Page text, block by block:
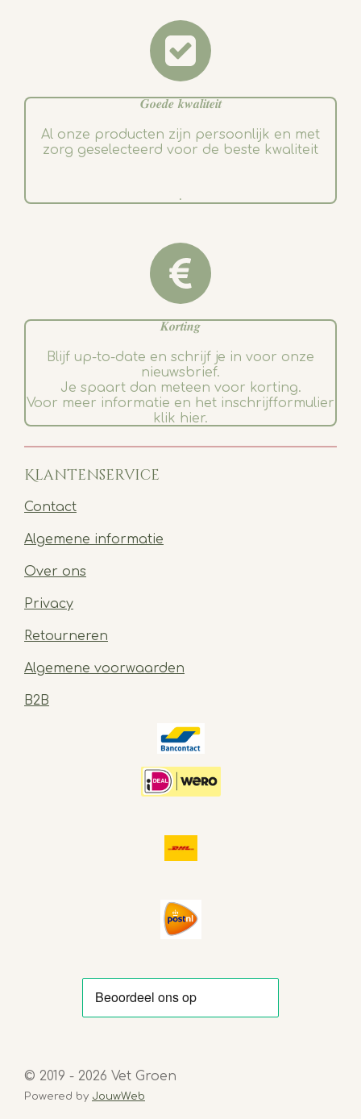
𝑮𝒐𝒆𝒅𝒆 𝒌𝒘𝒂𝒍𝒊𝒕𝒆𝒊𝒕
Al onze producten zijn persoonlijk en met
zorg geselecteerd voor de beste kwaliteit
.
𝑲𝒐𝒓𝒕𝒊𝒏𝒈
Blijf up-to-date en schrijf je in voor onze
nieuwsbrief.
Je spaart dan meteen voor korting.
Voor meer informatie en het inschrijfformulier
klik hier.
Klantenservice
Contact
Algemene informatie
Over ons
Privacy
Retourneren
Algemene voorwaarden
B2B
© 2019 - 2026 Vet Groen
Powered by JouwWeb